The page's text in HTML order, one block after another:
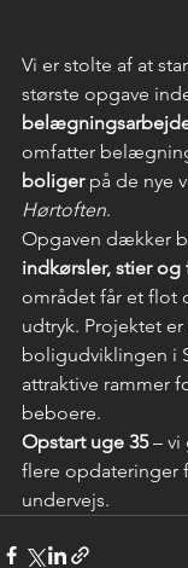
Vi er stolte af at
største opgave
omfatter
boliger på de nye
Hørtoften.
Opgaven dækker
indkørsler, stier
området får et flot
udtryk. Projektet
boligudviklingen i
attraktive rammer
beboere.
Opstart uge 35 – vi
flere opdateringer
undervejs.